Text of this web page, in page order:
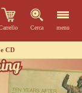
Cerca menu
CD